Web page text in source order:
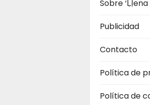
Sobre
Publicidad
Contacto
Política de
Política de